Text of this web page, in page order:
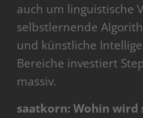
auch um linguistische
selbstlernende
und künstliche
Bereiche investiert
massiv.
saatkorn: Wohin